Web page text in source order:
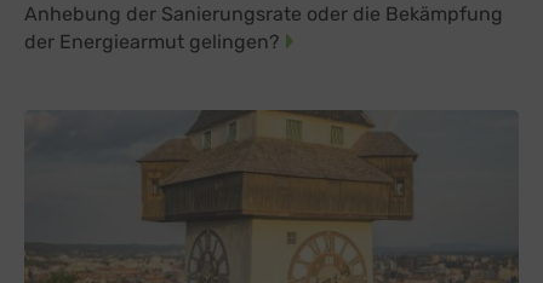
Anhebung der Sanierungsrate oder die Bekämpfung
der Energiearmut gelingen?